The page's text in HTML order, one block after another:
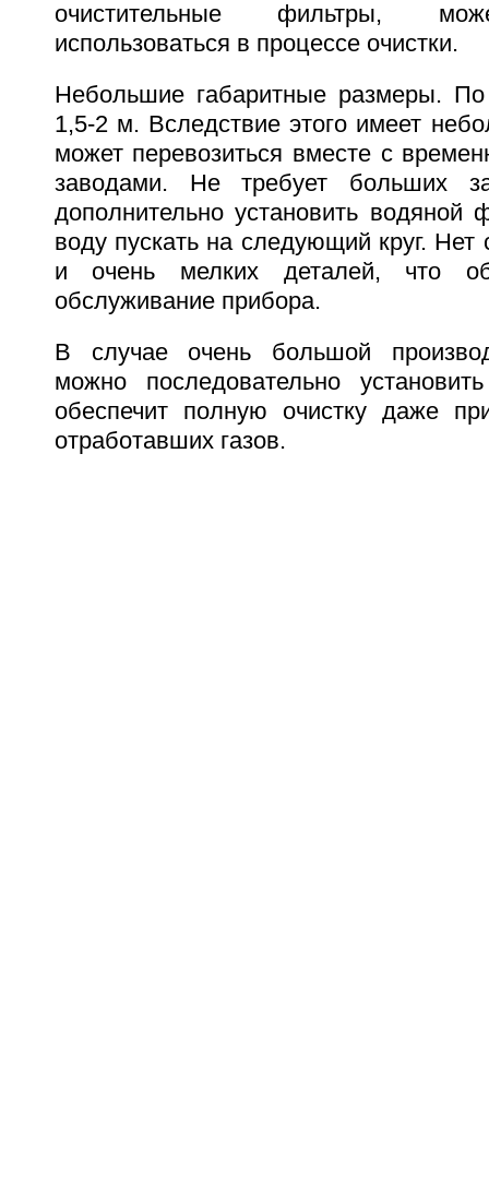
очистительные фильтры,
использоваться в процессе очистки.
Небольшие габаритные размеры.
1,5-2 м. Вследствие этого имеет
может перевозиться вместе с
заводами. Не требует больших
дополнительно установить водяной
воду пускать на следующий круг.
и очень мелких деталей, что
обслуживание прибора.
В случае очень большой
можно последовательно
обеспечит полную очистку даже
отработавших газов.